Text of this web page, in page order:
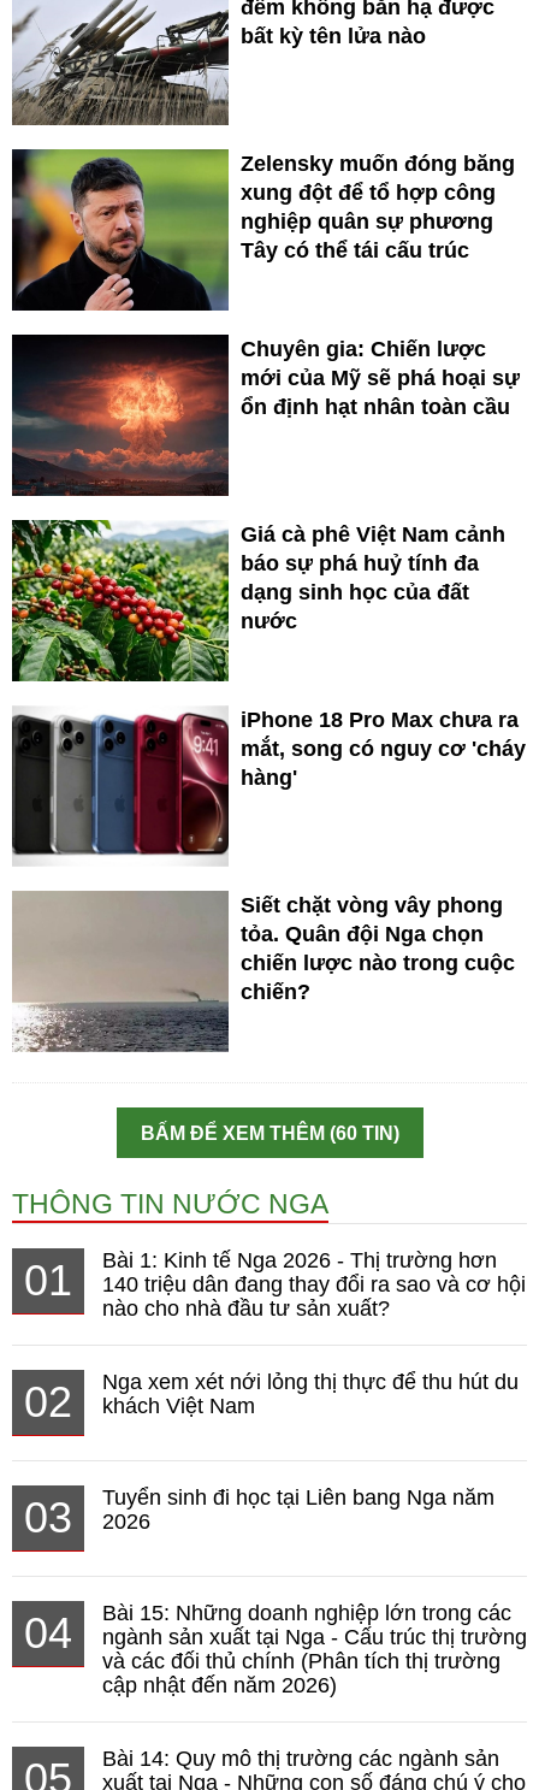
đêm không bắn hạ được
bất kỳ tên lửa nào
Zelensky muốn đóng băng
xung đột để tổ hợp công
nghiệp quân sự phương
Tây có thể tái cấu trúc
Chuyên gia: Chiến lược
mới của Mỹ sẽ phá hoại sự
ổn định hạt nhân toàn cầu
Giá cà phê Việt Nam cảnh
báo sự phá huỷ tính đa
dạng sinh học của đất
nước
iPhone 18 Pro Max chưa ra
mắt, song có nguy cơ 'cháy
hàng'
Siết chặt vòng vây phong
tỏa. Quân đội Nga chọn
chiến lược nào trong cuộc
chiến?
BẤM ĐỂ XEM THÊM (60 TIN)
THÔNG TIN NƯỚC NGA
01
Bài 1: Kinh tế Nga 2026 - Thị trường hơn
140 triệu dân đang thay đổi ra sao và cơ hội
nào cho nhà đầu tư sản xuất?
02
Nga xem xét nới lỏng thị thực để thu hút du
khách Việt Nam
03
Tuyển sinh đi học tại Liên bang Nga năm
2026
04
Bài 15: Những doanh nghiệp lớn trong các
ngành sản xuất tại Nga - Cấu trúc thị trường
và các đối thủ chính (Phân tích thị trường
cập nhật đến năm 2026)
05
Bài 14: Quy mô thị trường các ngành sản
xuất tại Nga - Những con số đáng chú ý cho